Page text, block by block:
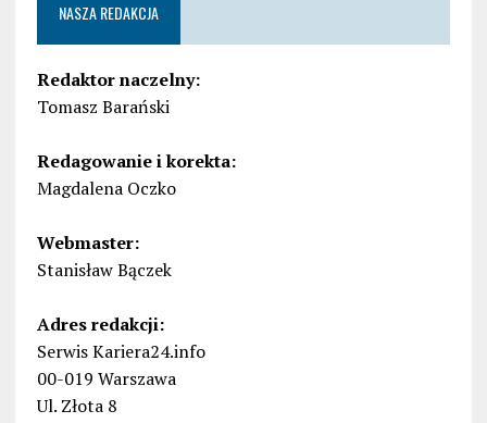
NASZA REDAKCJA
Redaktor naczelny:
Tomasz Barański
Redagowanie i korekta:
Magdalena Oczko
Webmaster:
Stanisław Bączek
Adres redakcji:
Serwis Kariera24.info
00-019 Warszawa
Ul. Złota 8